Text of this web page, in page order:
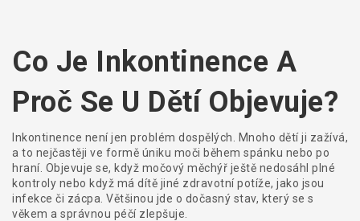
Co Je Inkontinence A
Proč Se U Dětí Objevuje?
Inkontinence není jen problém dospělých. Mnoho dětí ji zažívá,
a to nejčastěji ve formě úniku moči během spánku nebo po
hraní. Objevuje se, když močový měchýř ještě nedosáhl plné
kontroly nebo když má dítě jiné zdravotní potíže, jako jsou
infekce či zácpa. Většinou jde o dočasný stav, který se s
věkem a správnou péčí zlepšuje.